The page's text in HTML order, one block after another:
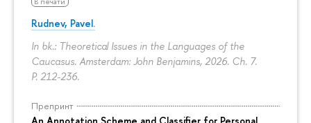
Rudnev, Pavel.
In bk.: Theoretical Issues in the Languages of the
Caucasus. Amsterdam: John Benjamins, 2026. Ch. 7.
P. 212-236.
Препринт